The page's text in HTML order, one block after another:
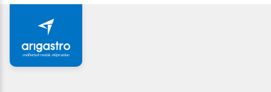
2. Farklı pişirme modlarını nasıl ayarlayabilirim?
Fırın üzerindeki kontrol panelinden sıcaklık ve nem
seviyelerini kolayca ayarlayarak, farklı pişirme modlarına
geçiş yapabilirsiniz.